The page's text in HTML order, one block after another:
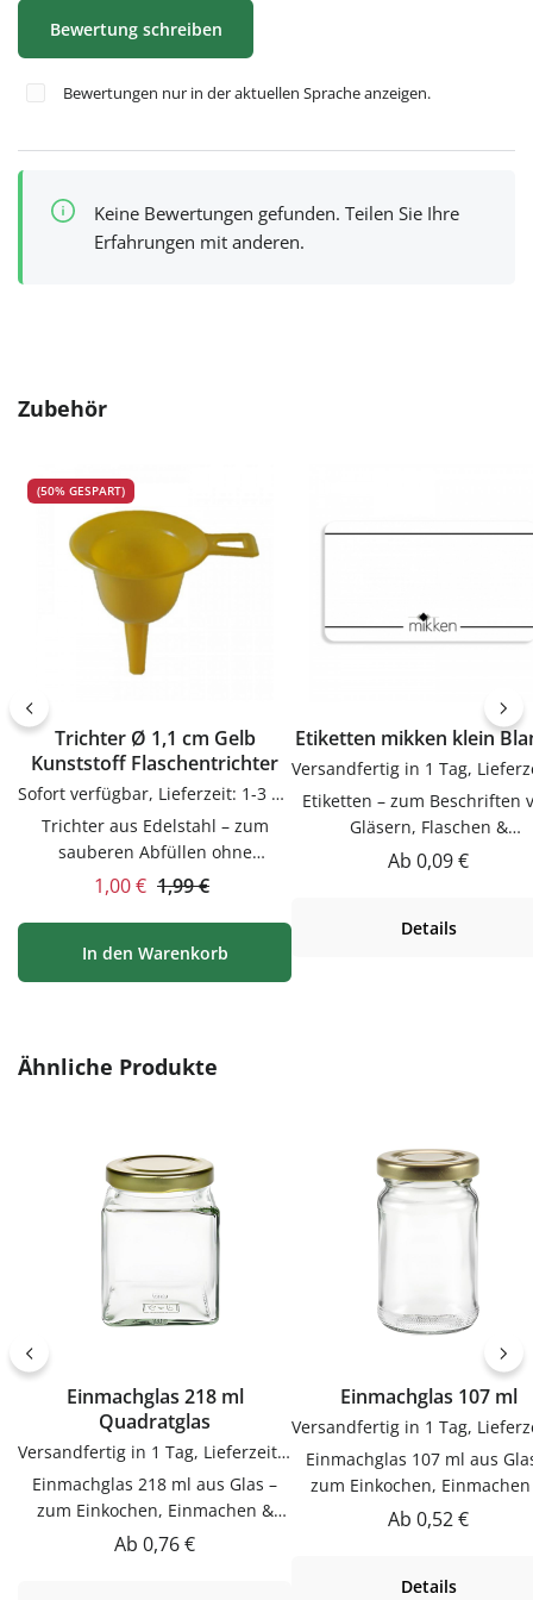
Bewertung schreiben
Bewertungen nur in der aktuellen Sprache anzeigen.
Keine Bewertungen gefunden. Teilen Sie Ihre
Erfahrungen mit anderen.
Produktgalerie überspringen
Zubehör
(50% GESPART)
Trichter Ø 1,1 cm Gelb
Kunststoff Flaschentrichter
Sofort verfügbar, Lieferzeit: 1-3 Tage
Trichter aus Edelstahl – zum
sauberen Abfüllen ohne
KleckernTrichter zum sauberen
Praktische Ergänzung für Küche,
Vorrat und Haushalt – passend zu
vielen Flaschen, Gläsern und
EdelstahlVerwendungTrichter
Gebrauch.PflegehinweiseNach
Gebrauch reinigenGut trocknen
lassenJetzt bestellenBestelle
Trichter bequem online bei
flaschen-glaeser-und-dosen.de.
Verkaufspreis:
1,00 € Regulärer Preis:
1,99 €
In den Warenkorb
Etiketten mikken klein
Etiketten – zum Beschriften
Gläsern, Flaschen &
DosenEtiketten zum
Vorrat und Haushalt –
Etiketten bequem online
flaschen-glaeser-und-
Regulärer Preis:
Ab 0,09 €
Details
Produktgalerie überspringen
Ähnliche Produkte
Einmachglas 218 ml
Quadratglas
Versandfertig in 1 Tag, Lieferzeit 1-3 Tage
Einmachglas 218 ml aus Glas –
zum Einkochen, Einmachen &
AufbewahrenDieser Einmachglas
Regulärer Preis:
Ab 0,76 €
Einmachglas 107 ml
Einmachglas 107 ml aus
zum Einkochen,
AufbewahrenDieser
Aufbewahren. Hochwertig
Regulärer Preis:
Ab 0,52 €
Details